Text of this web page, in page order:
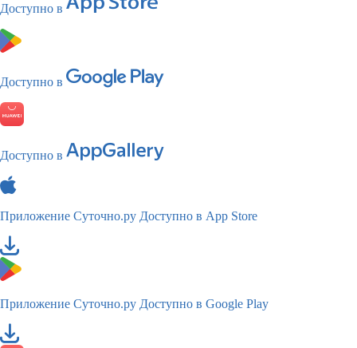
Доступно в
Доступно в
Доступно в
Приложение Суточно.ру Доступно в App Store
Приложение Суточно.ру Доступно в Google Play